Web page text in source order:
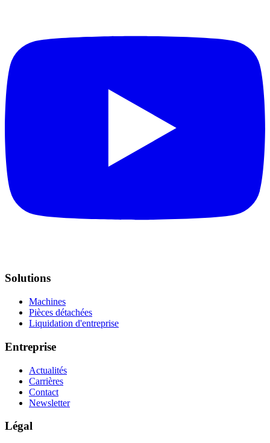
Solutions
Machines
Pièces détachées
Liquidation d'entreprise
Entreprise
Actualités
Carrières
Contact
Newsletter
Légal